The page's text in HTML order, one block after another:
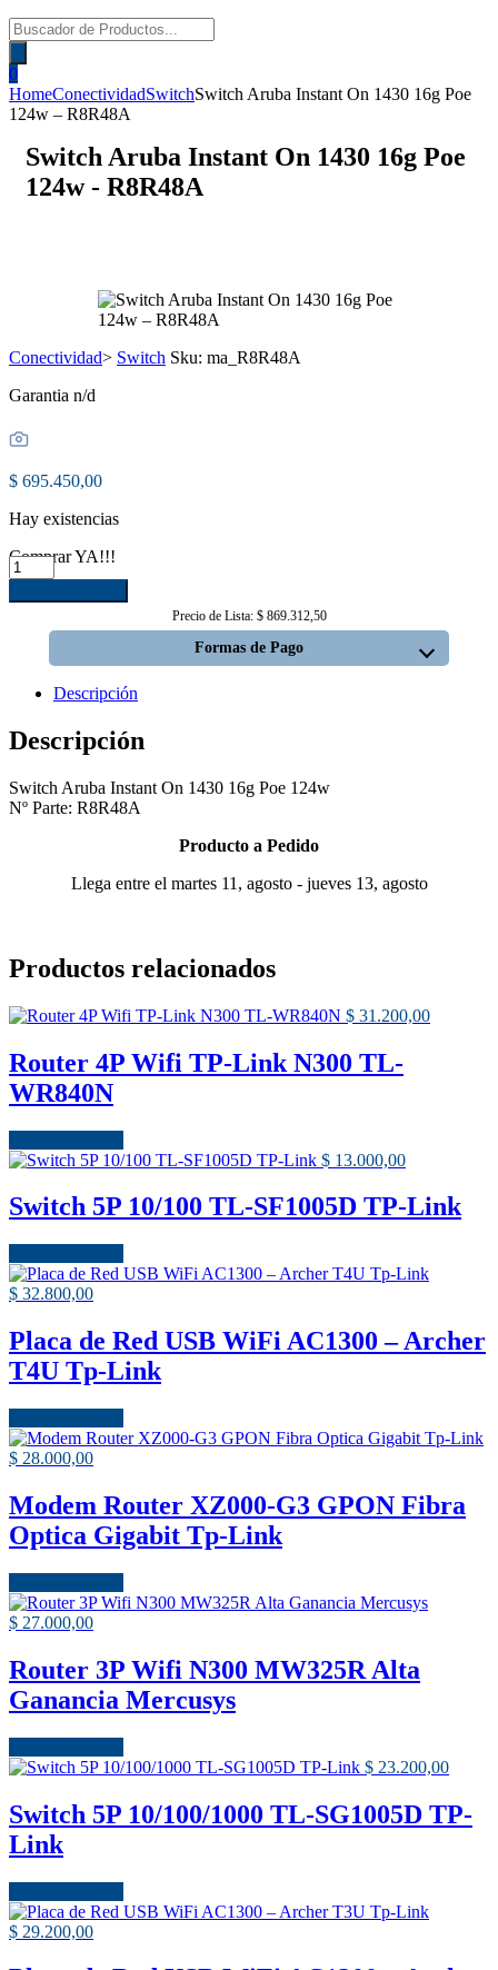
Búsqueda
de
productos
0
HomeConectividadSwitchSwitch Aruba Instant On 1430 16g Poe
124w – R8R48A
Switch Aruba Instant On 1430 16g Poe
124w - R8R48A
Conectividad> Switch Sku: ma_R8R48A
Garantia n/d
$ 695.450,00
Hay existencias
Comprar YA!!!
Switch
Aruba
Instant
R8R48A
Precio de Lista: $ 869.312,50
Formas de Pago
Descripción
Descripción
Switch Aruba Instant On 1430 16g Poe 124w
Nº Parte: R8R48A
Producto a Pedido
Llega entre el martes 11, agosto - jueves 13, agosto
Productos relacionados
$ 31.200,00
Router 4P Wifi TP-Link N300 TL-
WR840N
$ 13.000,00
Switch 5P 10/100 TL-SF1005D TP-Link
$ 32.800,00
Placa de Red USB WiFi AC1300 – Archer
T4U Tp-Link
$ 28.000,00
Modem Router XZ000-G3 GPON Fibra
Optica Gigabit Tp-Link
$ 27.000,00
Router 3P Wifi N300 MW325R Alta
Ganancia Mercusys
$ 23.200,00
Switch 5P 10/100/1000 TL-SG1005D TP-
Link
$ 29.200,00